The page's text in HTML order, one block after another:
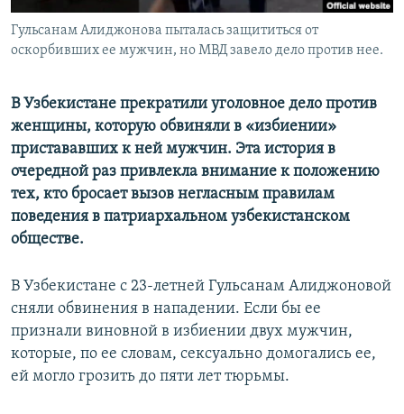
Гульсанам Алиджонова пыталась защититься от
оскорбивших ее мужчин, но МВД завело дело против нее.
В Узбекистане прекратили уголовное дело против
женщины, которую обвиняли в «избиении»
пристававших к ней мужчин. Эта история в
очередной раз привлекла внимание к положению
тех, кто бросает вызов негласным правилам
поведения в патриархальном узбекистанском
обществе.
В Узбекистане с 23-летней Гульсанам Алиджоновой
сняли обвинения в нападении. Если бы ее
признали виновной в избиении двух мужчин,
которые, по ее словам, сексуально домогались ее,
ей могло грозить до пяти лет тюрьмы.